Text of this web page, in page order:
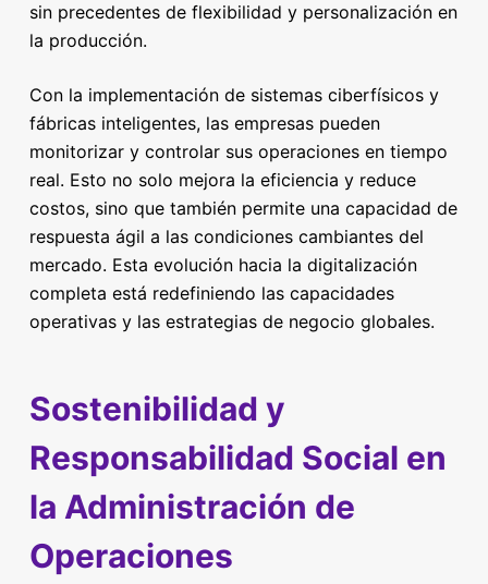
sin precedentes de flexibilidad y personalización en
la producción.
Con la implementación de sistemas ciberfísicos y
fábricas inteligentes, las empresas pueden
monitorizar y controlar sus operaciones en tiempo
real. Esto no solo mejora la eficiencia y reduce
costos, sino que también permite una capacidad de
respuesta ágil a las condiciones cambiantes del
mercado. Esta evolución hacia la digitalización
completa está redefiniendo las capacidades
operativas y las estrategias de negocio globales.
Sostenibilidad y
Responsabilidad Social en
la Administración de
Operaciones